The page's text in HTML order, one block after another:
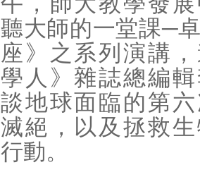
聽大師的一堂課─
座》之系列演講
學人》雜誌總編
談地球面臨的第
滅絕，以及拯救
行動。